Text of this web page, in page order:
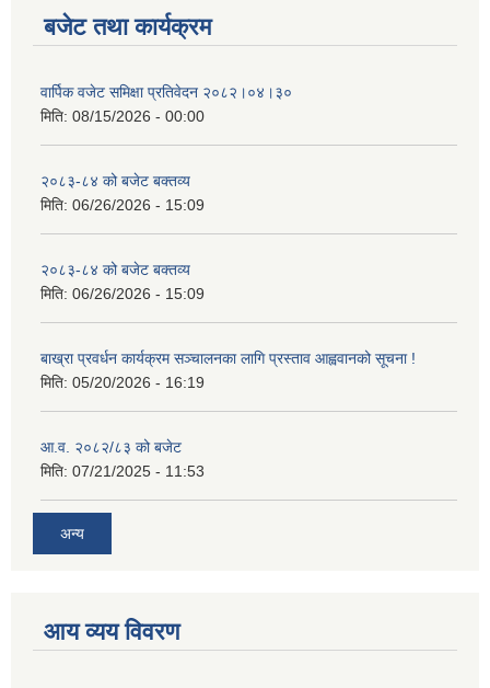
बजेट तथा कार्यक्रम
वार्पिक वजेट समिक्षा प्रतिवेदन २०८२।०४।३०
मिति: 08/15/2026 - 00:00
२०८३-८४ को बजेट बक्तव्य
मिति: 06/26/2026 - 15:09
२०८३-८४ को बजेट बक्तव्य
मिति: 06/26/2026 - 15:09
बाख्रा प्रवर्धन कार्यक्रम सञ्चालनका लागि प्रस्ताव आह्ववानको सूचना !
मिति: 05/20/2026 - 16:19
आ.व. २०८२/८३ को बजेट
मिति: 07/21/2025 - 11:53
अन्य
आय व्यय विवरण